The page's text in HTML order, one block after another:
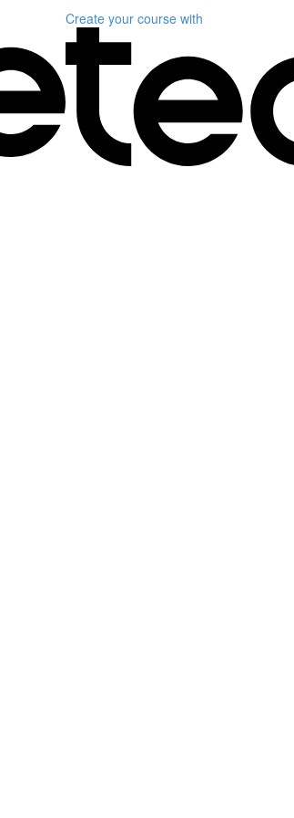
Create your course with